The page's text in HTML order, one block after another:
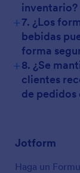
inventario?
+7. ¿Los
bebidas
forma
+8. ¿Se
clientes
de pedidos
Jotform
Haga un